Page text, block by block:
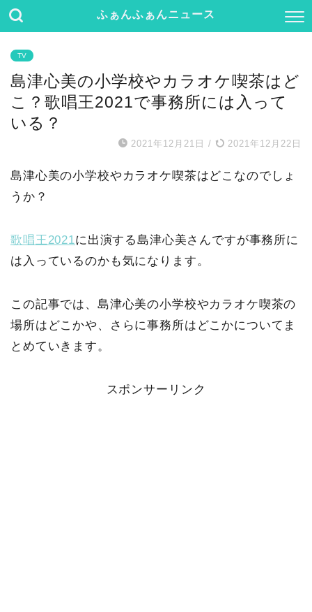
ふぁんふぁんニュース
TV
島津心美の小学校やカラオケ喫茶はど
こ？歌唱王2021で事務所には入って
いる？
2021年12月21日 / 2021年12月22日
島津心美の小学校やカラオケ喫茶はどこなのでしょ
うか？
歌唱王2021に出演する島津心美さんですが事務所に
は入っているのかも気になります。
この記事では、島津心美の小学校やカラオケ喫茶の
場所はどこかや、さらに事務所はどこかについてま
とめていきます。
スポンサーリンク